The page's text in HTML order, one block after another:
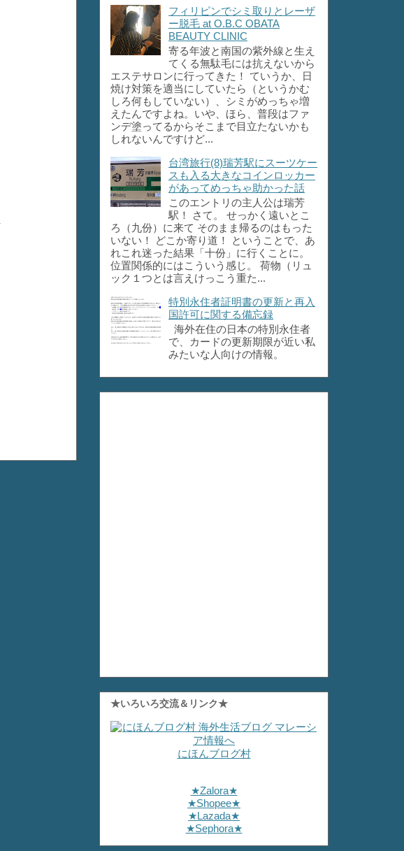
フィリピンでシミ取りとレーザ
ー脱毛 at O.B.C OBATA
BEAUTY CLINIC
寄る年波と南国の紫外線と生え
てくる無駄毛には抗えないから
エステサロンに行ってきた！ ていうか、日
焼け対策を適当にしていたら（というかむ
しろ何もしていない）、シミがめっちゃ増
えたんですよね。いや、ほら、普段はファ
ンデ塗ってるからそこまで目立たないかも
しれないんですけど...
台湾旅行(8)瑞芳駅にスーツケー
スも入る大きなコインロッカー
があってめっちゃ助かった話
このエントリの主人公は瑞芳
駅！ さて。 せっかく遠いとこ
ろ（九份）に来て そのまま帰るのはもった
いない！ どこか寄り道！ ということで、あ
れこれ迷った結果「十份」に行くことに。
位置関係的にはこういう感じ。 荷物（リュ
ック１つとは言えけっこう重た...
特別永住者証明書の更新と再入
国許可に関する備忘録
海外在住の日本の特別永住者
で、カードの更新期限が近い私
みたいな人向けの情報。
★いろいろ交流＆リンク★
にほんブログ村
★Zalora★
★Shopee★
★Lazada★
★Sephora★